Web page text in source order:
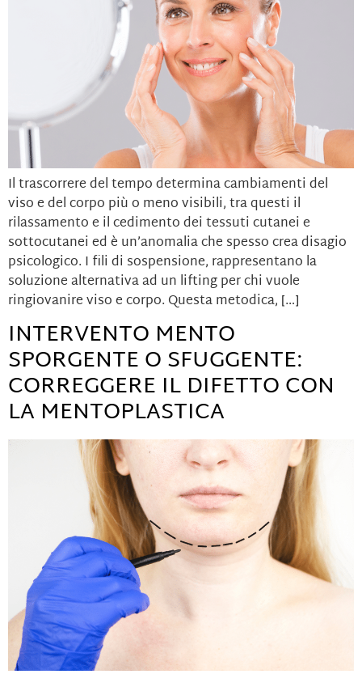
Il trascorrere del tempo determina cambiamenti del
viso e del corpo più o meno visibili, tra questi il
rilassamento e il cedimento dei tessuti cutanei e
sottocutanei ed è un’anomalia che spesso crea disagio
psicologico. I fili di sospensione, rappresentano la
soluzione alternativa ad un lifting per chi vuole
ringiovanire viso e corpo. Questa metodica, […]
INTERVENTO MENTO
SPORGENTE O SFUGGENTE:
CORREGGERE IL DIFETTO CON
LA MENTOPLASTICA